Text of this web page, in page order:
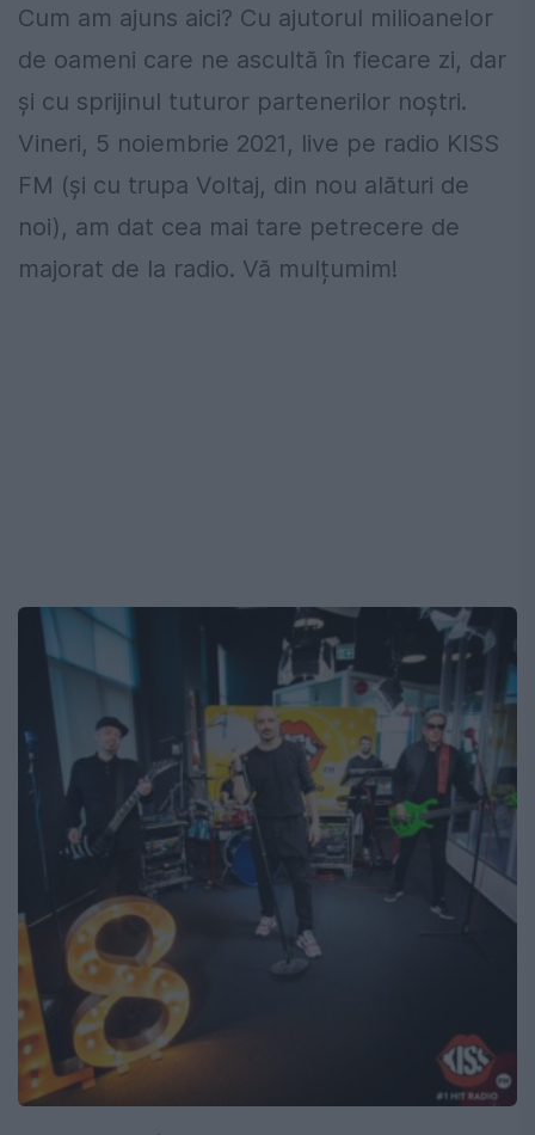
Cum am ajuns aici? Cu ajutorul milioanelor
de oameni care ne ascultă în fiecare zi, dar
și cu sprijinul tuturor partenerilor noștri.
Vineri, 5 noiembrie 2021, live pe radio KISS
FM (și cu trupa Voltaj, din nou alături de
noi), am dat cea mai tare petrecere de
majorat de la radio. Vă mulțumim!